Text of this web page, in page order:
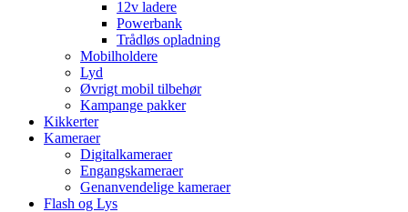
12v ladere
Powerbank
Trådløs opladning
Mobilholdere
Lyd
Øvrigt mobil tilbehør
Kampange pakker
Kikkerter
Kameraer
Digitalkameraer
Engangskameraer
Genanvendelige kameraer
Flash og Lys